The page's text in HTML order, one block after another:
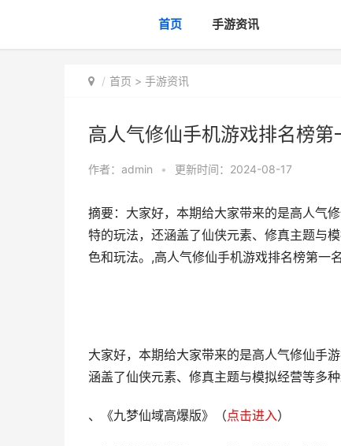
首页 手游资讯
首页 > 手游资讯
高人气修仙手机游戏排名榜
作者： admin • 更新时间：2024-08-17
摘要：大家好，本期给大家带来的是高人气
特的玩法，还涵盖了仙侠元素、修真主题与
色和玩法。,高人气修仙手机游戏排名榜第一
大家好，本期给大家带来的是高人气修仙手
涵盖了仙侠元素、修真主题与模拟经营等多
、《九梦仙域高爆版》 （点击进入）